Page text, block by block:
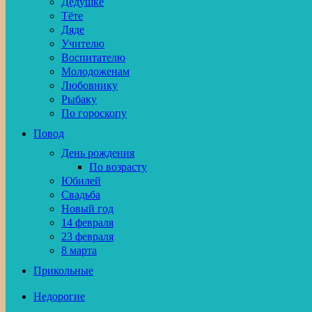
Тёте
Дяде
Учителю
Воспитателю
Молодоженам
Любовнику
Рыбаку
По гороскопу
Повод
День рождения
По возрасту
Юбилей
Свадьба
Новый год
14 февраля
23 февраля
8 марта
Прикольные
Недорогие